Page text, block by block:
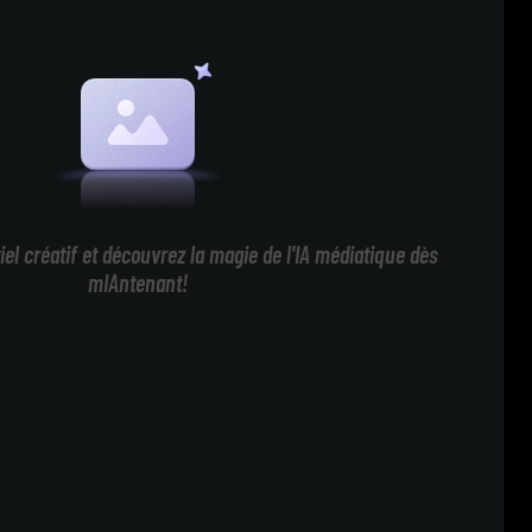
créatif et découvrez la magie de l'IA médiatique dès
mIAntenant!